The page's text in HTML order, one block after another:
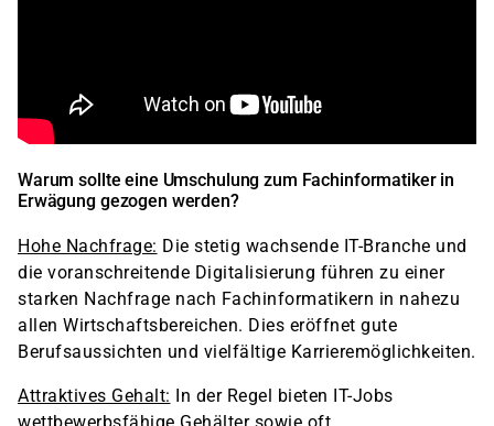
Warum sollte eine Umschulung zum Fachinformatiker in
Erwägung gezogen werden?
Hohe Nachfrage: Die stetig wachsende IT-Branche und
die voranschreitende Digitalisierung führen zu einer
starken Nachfrage nach Fachinformatikern in nahezu
allen Wirtschaftsbereichen. Dies eröffnet gute
Berufsaussichten und vielfältige Karrieremöglichkeiten.
Attraktives Gehalt: In der Regel bieten IT-Jobs